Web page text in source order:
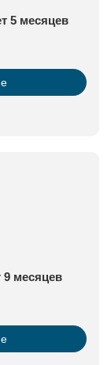
5 месяцев
9 месяцев